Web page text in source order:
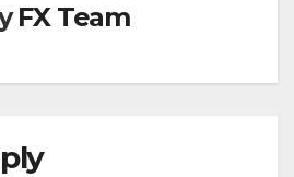
FX Team